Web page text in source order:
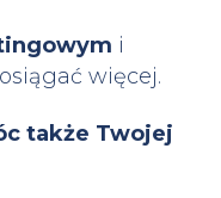
i
więcej.
także Twojej